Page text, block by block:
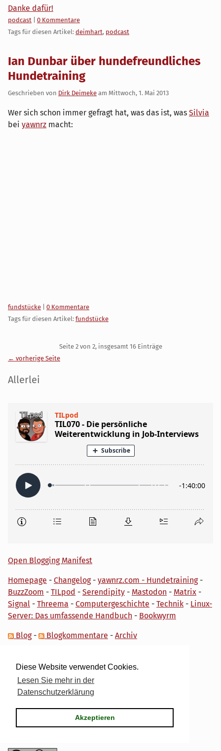
Diese Website verwendet Cookies.
Lesen Sie mehr in der
Datenschutzerklärung
Akzeptieren
Danke dafür!
Kategorien:
podcast
0 Kommentare
Tags für diesen Artikel: deimhart, podcast
Ian Dunbar über hundefreundliches
Hundetraining
Geschrieben von Dirk Deimeke am Mittwoch, 1. Mai 2013
Wer sich schon immer gefragt hat, was das ist, was Silvia
bei yawnrz macht:
Kategorien:
fundstücke
0 Kommentare
Tags für diesen Artikel: fundstücke
Seite 2 von 2, insgesamt 16 Einträge
← vorherige Seite
Seitenleiste
Allerlei
Open Blogging Manifest
Homepage - Changelog- yawnrz.com - Hundetraining-
BuzzZoom - TILpod - Serendipity - Mastodon - Matrix -
Signal - Threema - Computergeschichte - Technik - Linux-
Server: Das umfassende Handbuch - Bookwyrm
Blog- Blogkommentare - Archiv
UberBlogr Webring >
Podcast-Logo von Peter Marquardt
nichtlizenzfreie